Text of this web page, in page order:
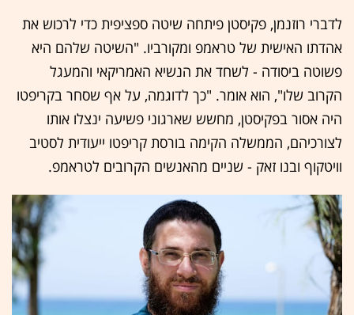
לדברי רוזנמן, פקיסטן פיתחה שיטה ספציפית כדי לרכוש את
אהדתו האישית של טראמפ ומקורביו. "השיטה שלהם היא
פשוטה ביסודה - לשחד את הנשיא האמריקאי והמעגל
הקרוב שלו", הוא אומר. "כך לדוגמה, על אף שסחר בקריפטו
היה אסור בפקיסטן, מחשש שארגוני פשיעה ינצלו אותו
לצורכיהם, הממשלה הקימה בורסת קריפטו ייעודית לסטיב
וויטקוף ובנו זאק - שניים מהאנשים הקרובים לטראמפ.